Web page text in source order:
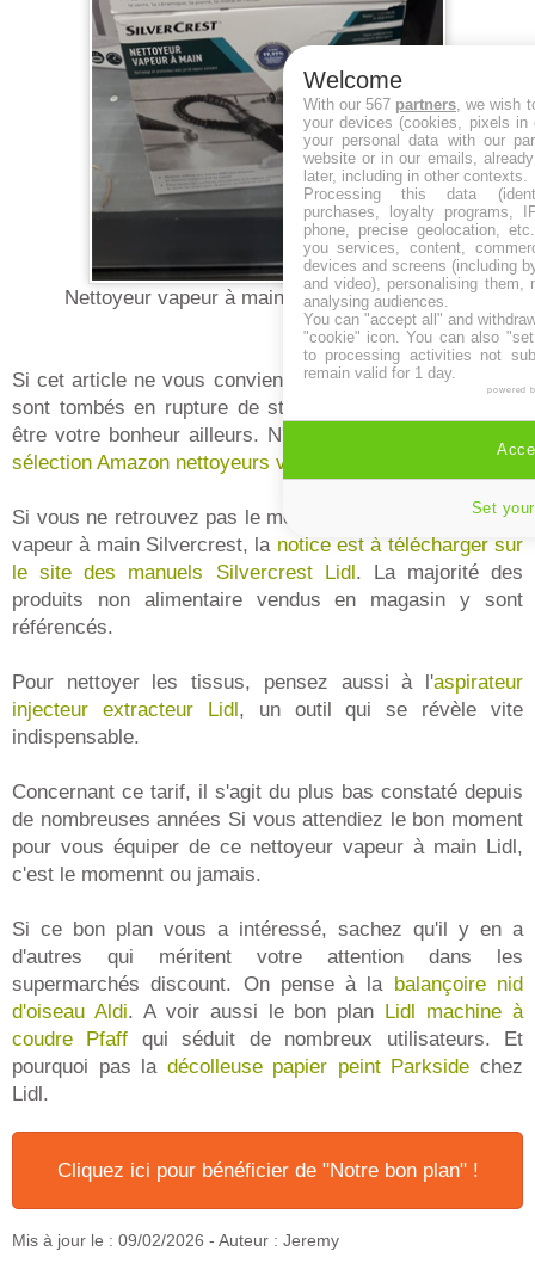
Nettoyeur vapeur à main Lidl (vu en magasin)
Si cet article ne vous convient pas ou que les magasins
sont tombés en rupture de stock, vous trouverez peut-
être votre bonheur ailleurs. N'hésitez pas à consulter la
sélection Amazon nettoyeurs vapeur à main
du moment.
Si vous ne retrouvez pas le mode d'emploi Lidl nettoyeur
vapeur à main Silvercrest, la notice est à télécharger sur
le site des manuels Silvercrest Lidl. La majorité des
produits non alimentaire vendus en magasin y sont
référencés.
Pour nettoyer les tissus, pensez aussi à l'aspirateur
injecteur extracteur Lidl, un outil qui se révèle vite
indispensable.
Concernant ce tarif, il s'agit du plus bas constaté depuis
de nombreuses années Si vous attendiez le bon moment
pour vous équiper de ce nettoyeur vapeur à main Lidl,
c'est le momennt ou jamais.
Si ce bon plan vous a intéressé, sachez qu'il y en a
d'autres qui méritent votre attention dans les
supermarchés discount. On pense à la balançoire nid
d'oiseau Aldi. A voir aussi le bon plan Lidl machine à
coudre Pfaff qui séduit de nombreux utilisateurs. Et
pourquoi pas la décolleuse papier peint Parkside chez
Lidl.
Cliquez ici pour bénéficier de "Notre bon plan" !
Mis à jour le : 09/02/2026 - Auteur : Jeremy
Welcome
With our 567 partners , we wish
your devices (cookies, pixels
your personal data with our
website or in our emails,
later, including in other contexts.
Processing this data
purchases, loyalty programs,
phone, precise geolocation,
you services, content,
devices and screens (including
and video), personalising them,
analysing audiences.
You can "accept all" and
"cookie" icon. You can also
to processing activities not
remain valid for 1 day.
powered
Set